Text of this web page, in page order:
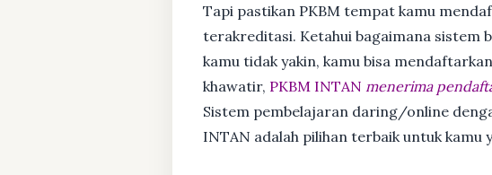
Tapi pastikan PKBM tempat kamu
terakreditasi. Ketahui bagaimana sistem
kamu tidak yakin, kamu bisa
khawatir, PKBM INTAN menerima
Sistem pembelajaran daring/online
INTAN adalah pilihan terbaik untuk kamu